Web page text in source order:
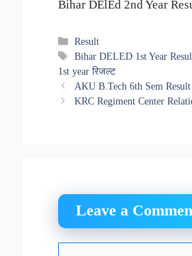
Bihar DElEd 2nd Year
Categories
Result
Tags
Bihar DELED 1st Year
1st year रिजल्ट
AKU B.Tech 6th Sem
KRC Regiment Center
Leave a